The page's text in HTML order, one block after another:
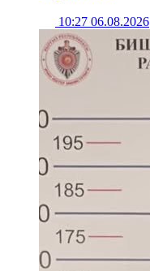
10:27 06.08.2026